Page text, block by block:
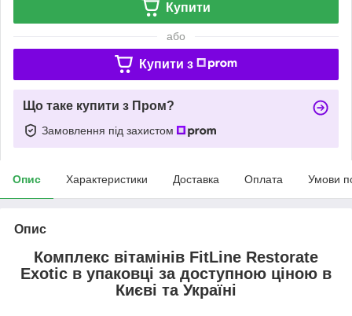
Купити
або
Купити з
Що таке купити з Пром?
Замовлення під захистом
Опис Характеристики Доставка Оплата Умови
Опис
Комплекс вітамінів FitLine Restorate
Exotic в упаковці за доступною ціною в
Києві та Україні